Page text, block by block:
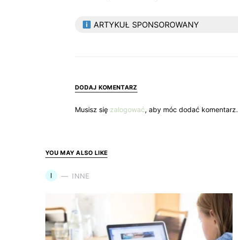
ARTYKUŁ SPONSOROWANY
DODAJ KOMENTARZ
Musisz się zalogować, aby móc dodać komentarz.
YOU MAY ALSO LIKE
I INNE